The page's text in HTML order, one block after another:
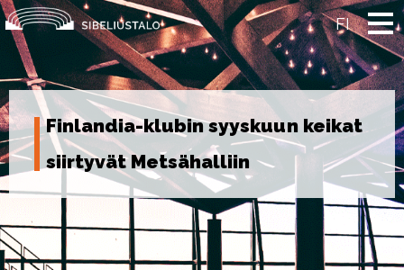
Skip
to
content
FI
Finlandia-klubin syyskuun keikat
siirtyvät Metsähalliin